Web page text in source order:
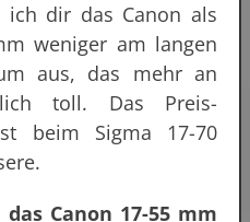
ich dir das Canon als
weniger am langen
aus, das mehr an
toll. Das Preis-
beim Sigma 17-70
Canon 17-55 mm